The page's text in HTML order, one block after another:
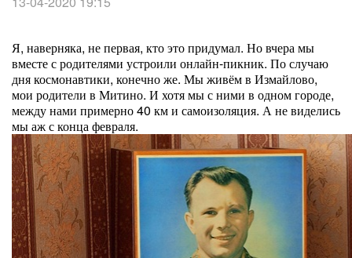
Я, наверняка, не первая, кто это придумал. Но вчера мы
вместе с родителями устроили онлайн-пикник. По случаю
дня космонавтики, конечно же. Мы живём в Измайлово,
мои родители в Митино. И хотя мы с ними в одном городе,
между нами примерно 40 км и самоизоляция. А не виделись
мы аж с конца февраля.